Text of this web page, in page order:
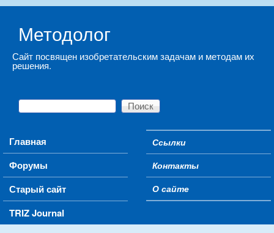
Методолог
Сайт посвящен изобретательским задачам и методам их
решения.
Форма поиска
Поиск
Main menu
Главная
Форумы
Старый сайт
TRIZ Journal
Secondary menu
Ссылки
Контакты
О сайте